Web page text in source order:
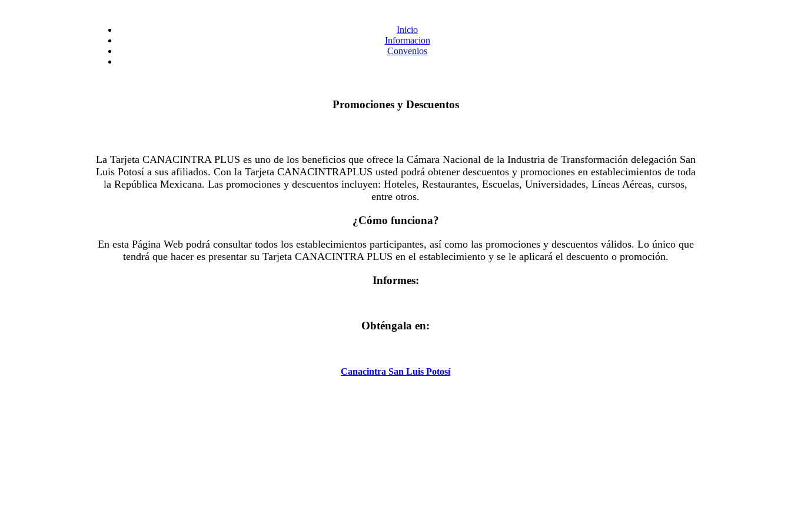
Inicio
Informacion
Convenios
Promociones y Descuentos
La Tarjeta CANACINTRA PLUS es uno de los beneficios que ofrece la Cámara Nacional de la Industria de Transformación delegación San
Luis Potosí a sus afiliados. Con la Tarjeta CANACINTRAPLUS usted podrá obtener descuentos y promociones en establecimientos de toda
la República Mexicana. Las promociones y descuentos incluyen: Hoteles, Restaurantes, Escuelas, Universidades, Líneas Aéreas, cursos,
entre otros.
¿Cómo funciona?
En esta Página Web podrá consultar todos los establecimientos participantes, así como las promociones y descuentos válidos. Lo único que
tendrá que hacer es presentar su Tarjeta CANACINTRA PLUS en el establecimiento y se le aplicará el descuento o promoción.
Informes:
Obténgala en:
Canacintra San Luis Potosí